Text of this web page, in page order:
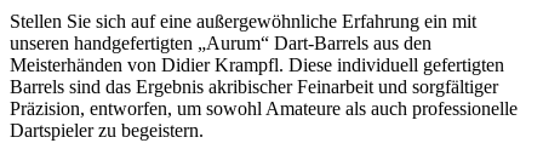
Gold
-
21,5g
Menge
Stellen Sie sich auf eine außergewöhnliche Erfahrung ein mit
unseren handgefertigten „Aurum“ Dart-Barrels aus den
Meisterhänden von Didier Krampfl. Diese individuell gefertigten
Barrels sind das Ergebnis akribischer Feinarbeit und sorgfältiger
Präzision, entworfen, um sowohl Amateure als auch professionelle
Dartspieler zu begeistern.